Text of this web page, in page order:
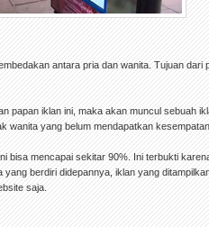
antara pria dan wanita. Tujuan dari
papan iklan ini, maka akan muncul sebuah
wanita yang belum mendapatkan
bisa mencapai sekitar 90%. Ini terbukti
berdiri didepannya, iklan yang
saja.